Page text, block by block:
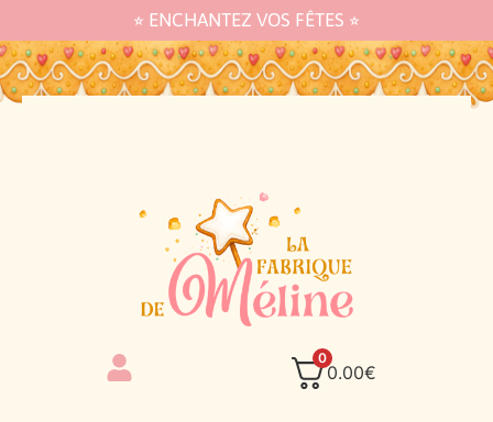
⭐︎ ENCHANTEZ VOS FÊTES ⭐︎
0
0.00€